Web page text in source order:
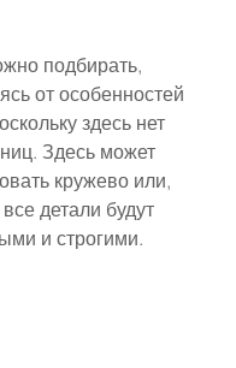
подбирать,
от особенностей
здесь нет
Здесь может
кружево или,
детали будут
и строгими.